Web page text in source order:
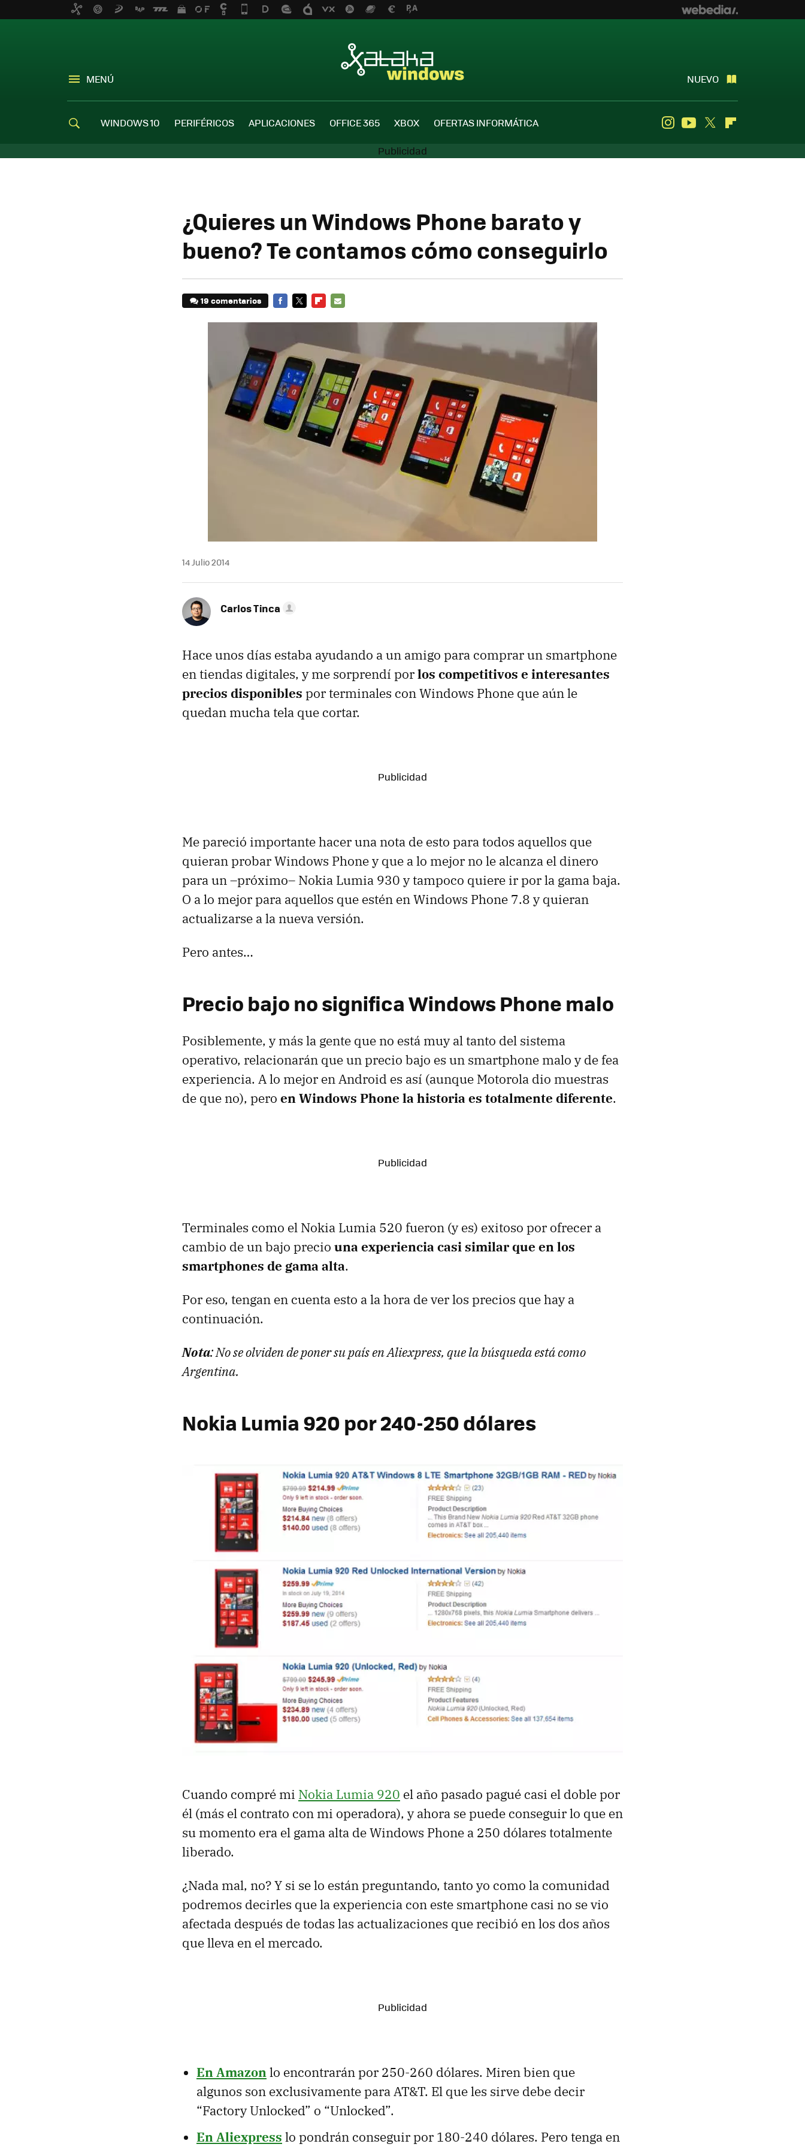
MENÚ NUEVO
WINDOWS 10 PERIFÉRICOS APLICACIONES OFFICE 365 XBOX OFERTAS INFORMÁTICA InstagramYoutube
Twitter
¿Quieres un Windows Phone barato y
bueno? Te contamos cómo conseguirlo
19 comentarios
14 Julio 2014
Carlos Tinca
Hace unos días estaba ayudando a un amigo para comprar un smartphone
en tiendas digitales, y me sorprendí porlos competitivos e interesantes
precios disponibles por terminales con Windows Phone que aún le
quedan mucha tela que cortar.
Me pareció importante hacer una nota de esto para todos aquellos que
quieran probar Windows Phone y que a lo mejor no le alcanza el dinero
para un –próximo– Nokia Lumia 930 y tampoco quiere ir por la gama baja.
O a lo mejor para aquellos que estén en Windows Phone 7.8 y quieran
actualizarse a la nueva versión.
Pero antes…
Precio bajo no significa Windows Phone malo
Posiblemente, y más la gente que no está muy al tanto del sistema
operativo, relacionarán que un precio bajo es un smartphone malo y de fea
experiencia. A lo mejor en Android es así (aunque Motorola dio muestras
de que no), pero en Windows Phone la historia es totalmente diferente.
Terminales como el Nokia Lumia 520 fueron (y es) exitoso por ofrecer a
cambio de un bajo precio una experiencia casi similar que en los
smartphones de gama alta.
Por eso, tengan en cuenta esto a la hora de ver los precios que hay a
continuación.
Nota: No se olviden de poner su país en Aliexpress, que la búsqueda está como
Argentina.
Nokia Lumia 920 por 240-250 dólares
Cuando compré mi Nokia Lumia 920 el año pasado pagué casi el doble por
él (más el contrato con mi operadora), y ahora se puede conseguir lo que en
su momento era el gama alta de Windows Phone a 250 dólares totalmente
liberado.
¿Nada mal, no? Y si se lo están preguntando, tanto yo como la comunidad
podremos decirles que la experiencia con este smartphone casi no se vio
afectada después de todas las actualizaciones que recibió en los dos años
que lleva en el mercado.
En Amazonlo encontrarán por 250-260 dólares. Miren bien que
algunos son exclusivamente para AT&T. El que les sirve debe decir
“Factory Unlocked” o “Unlocked”.
En Aliexpress lo pondrán conseguir por 180-240 dólares. Pero tenga en